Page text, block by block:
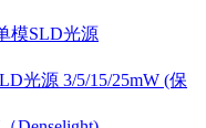
模SLD光源
光源 3/5/15/25mW (保